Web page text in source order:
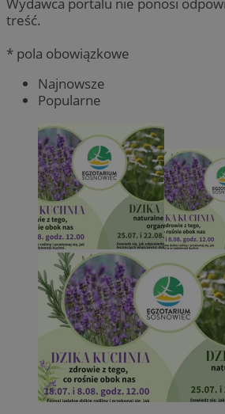
Wydawca portalu nie ponosi
treść.
* pola obowiązkowe
Najnowsze
Popularne